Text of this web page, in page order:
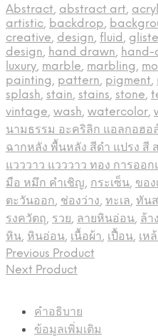
Abstract, abstract art,
artistic, backdrop,
creative, design, fluid ,
design, hand drawn, hand-
luxury, marble, marbling,
painting, pattern, pigment,
splash, stain, stains, stone,
vintage, wash, watercolor,
นามธรรม อะคริลิก แอลกอฮ
ฉากหลัง พื้นหลัง สีดำ แปรง สี
แวววาว แวววาว ทอง การออ
มือ หมึก คำเชิญ, กระเซ็น, ของ
ตะวันออก, ช่องว่าง, ทะเล, ทัน
รงควัตถุ, รวย, ลายหินอ่อน, ล้าง
หิน, หินอ่อน, เนื้อผ้า, เปื้อน, เห
Previous Product
Next Product
คำอธิบาย
ข้อมูลเพิ่มเติม